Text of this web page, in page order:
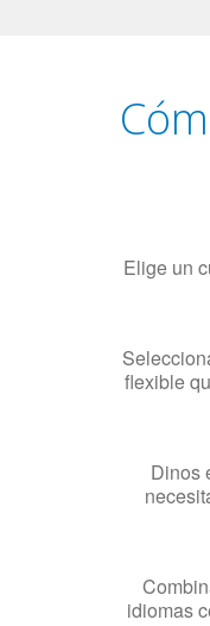
Elige un
flexible
Dinos